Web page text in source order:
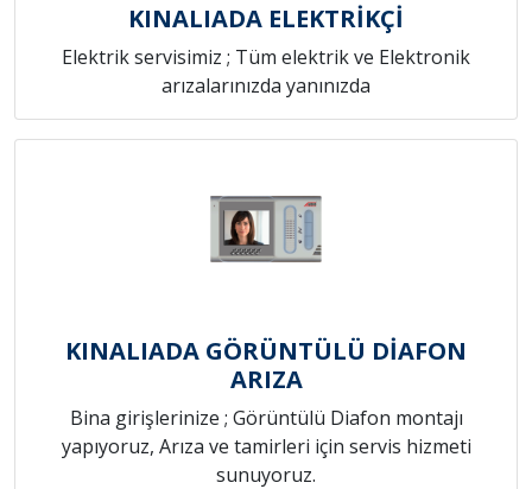
KINALIADA ELEKTRİKÇİ
Elektrik servisimiz ; Tüm elektrik ve Elektronik
arızalarınızda yanınızda
KINALIADA GÖRÜNTÜLÜ DİAFON
ARIZA
Bina girişlerinize ; Görüntülü Diafon montajı
yapıyoruz, Arıza ve tamirleri için servis hizmeti
sunuyoruz.